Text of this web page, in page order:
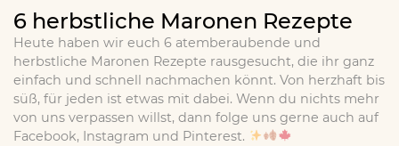
6 herbstliche Maronen Rezepte
Heute haben wir euch 6 atemberaubende und
herbstliche Maronen Rezepte rausgesucht, die ihr ganz
einfach und schnell nachmachen könnt. Von herzhaft bis
süß, für jeden ist etwas mit dabei. Wenn du nichts mehr
von uns verpassen willst, dann folge uns gerne auch auf
Facebook, Instagram und Pinterest.